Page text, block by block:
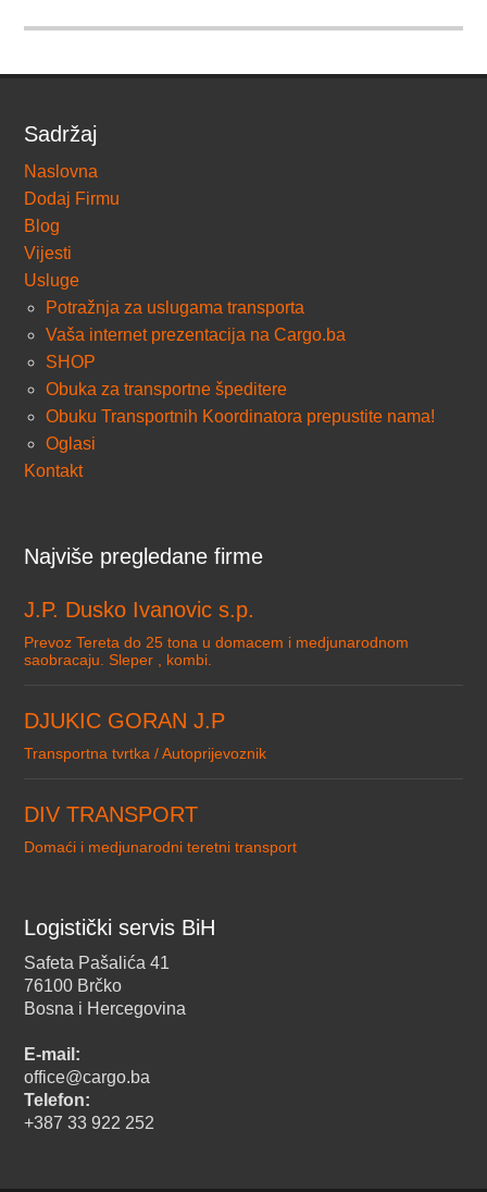
Sadržaj
Naslovna
Dodaj Firmu
Blog
Vijesti
Usluge
Potražnja za uslugama transporta
Vaša internet prezentacija na Cargo.ba
SHOP
Obuka za transportne špeditere
Obuku Transportnih Koordinatora prepustite nama!
Oglasi
Kontakt
Najviše pregledane firme
J.P. Dusko Ivanovic s.p.
Prevoz Tereta do 25 tona u domacem i medjunarodnom
saobracaju. Sleper , kombi.
DJUKIC GORAN J.P
Transportna tvrtka / Autoprijevoznik
DIV TRANSPORT
Domaći i medjunarodni teretni transport
Logistički servis BiH
Safeta Pašalića 41
76100 Brčko
Bosna i Hercegovina
E-mail:
office@cargo.ba
Telefon:
+387 33 922 252